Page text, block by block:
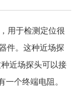
用于检测定位很
件。这种近场探
近场探头可以接
个终端电阻。